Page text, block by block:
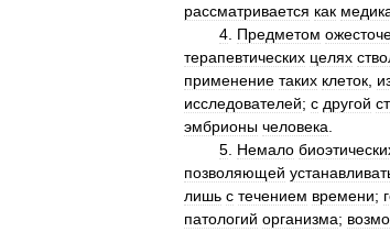
рассматривается как
4 Предметом
терапевтических целях
применение таких клеток
исследователей; с другой
эмбрионы человека
5 Немало
позволяющей
лишь с течением времени;
патологий организма;